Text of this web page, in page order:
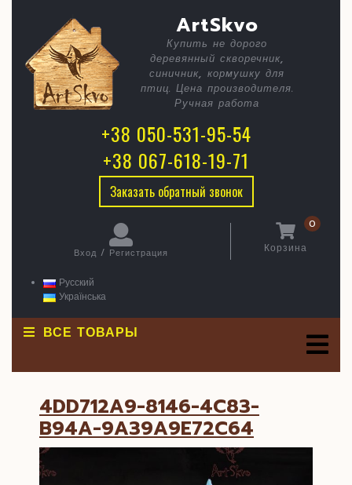
ArtSkvo
8146-
4C83-
B94A-
Купить не дорого
деревянный скворечник,
синичник, кормушку для
птиц. Цена производителя.
Ручная работа
+38 050-531-95-54
+38 067-618-19-71
Заказать обратный звонок
Вход / Регистрация
Корзина
0
Русский
Українська
ВСЕ ТОВАРЫ
4DD712A9-8146-4C83-
B94A-9A39A9E72C64
8146-